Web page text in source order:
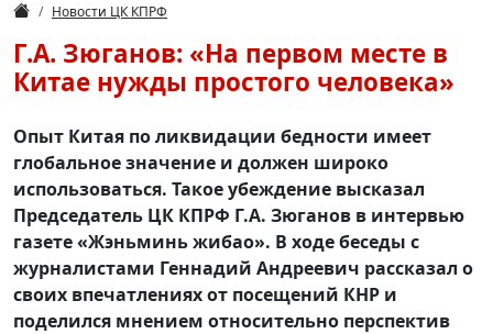
Новости ЦК КПРФ
Г.А. Зюганов: «На первом месте в
Китае нужды простого человека»
Опыт Китая по ликвидации бедности имеет
глобальное значение и должен широко
использоваться. Такое убеждение высказал
Председатель ЦК КПРФ Г.А. Зюганов в интервью
газете «Жэньминь жибао». В ходе беседы с
журналистами Геннадий Андреевич рассказал о
своих впечатлениях от посещений КНР и
поделился мнением относительно перспектив